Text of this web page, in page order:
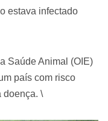
estava infectado
Saúde Animal (OIE)
país com risco
doença. \